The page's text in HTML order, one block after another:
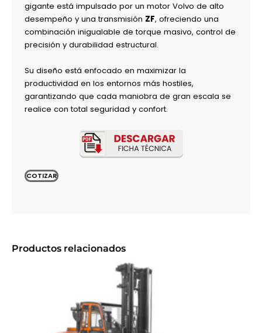
gigante está impulsado por un motor Volvo de alto
desempeño y una transmisión ZF, ofreciendo una
combinación inigualable de torque masivo, control de
precisión y durabilidad estructural.
Su diseño está enfocado en maximizar la
productividad en los entornos más hostiles,
garantizando que cada maniobra de gran escala se
realice con total seguridad y confort.
COTIZAR
Productos relacionados